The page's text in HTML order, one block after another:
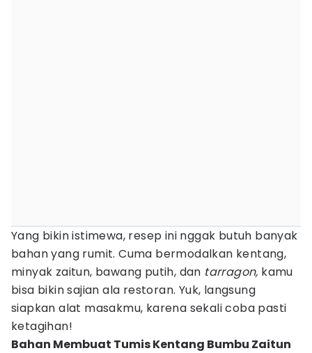
Yang bikin istimewa, resep ini nggak butuh banyak
bahan yang rumit. Cuma bermodalkan kentang,
minyak zaitun, bawang putih, dan tarragon, kamu
bisa bikin sajian ala restoran. Yuk, langsung
siapkan alat masakmu, karena sekali coba pasti
ketagihan!
Bahan Membuat Tumis Kentang Bumbu Zaitun